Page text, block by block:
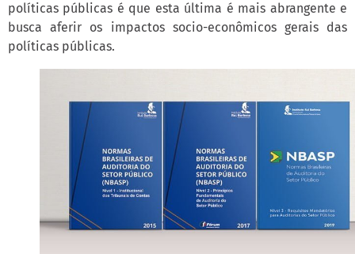
políticas públicas é que esta última é mais abrangente e
busca aferir os impactos socio-econômicos gerais das
políticas públicas.